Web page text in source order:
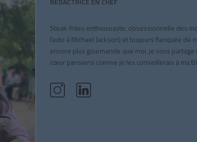
Steak-frites enthousiaste, obsessionnelle des
faute à Michael Jackson) et toujours flanquée de
encore plus gourmande que moi, je vous partage
cœur parisiens comme je les conseillerais à ma